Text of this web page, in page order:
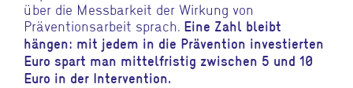
über die Messbarkeit der Wirkung von
Präventionsarbeit sprach. Eine Zahl bleibt
hängen: mit jedem in die Prävention investierten
Euro spart man mittelfristig zwischen 5 und 10
Euro in der Intervention.